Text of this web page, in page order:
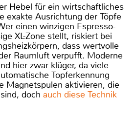
Hebel für ein wirtschaftliches
exakte Ausrichtung der Töpfe
einen winzigen Espresso-
XL-Zone stellt, riskiert bei
dass wertvolle
Raumluft verpufft. Moderne
hier zwar klüger, da viele
Topferkennung
Magnetspulen aktivieren, die
doch auch diese Technik